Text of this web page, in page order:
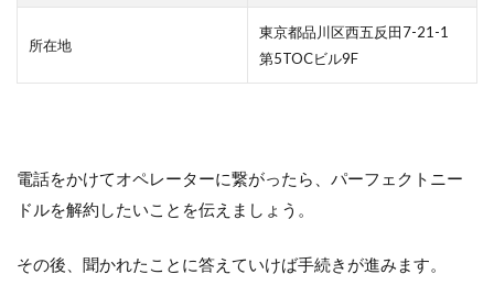
所在地
東京都品川区西五反田7-21-1
第5TOCビル9F
電話をかけてオペレーターに繋がったら、パーフェクトニー
ドルを解約したいことを伝えましょう。
その後、聞かれたことに答えていけば手続きが進みます。